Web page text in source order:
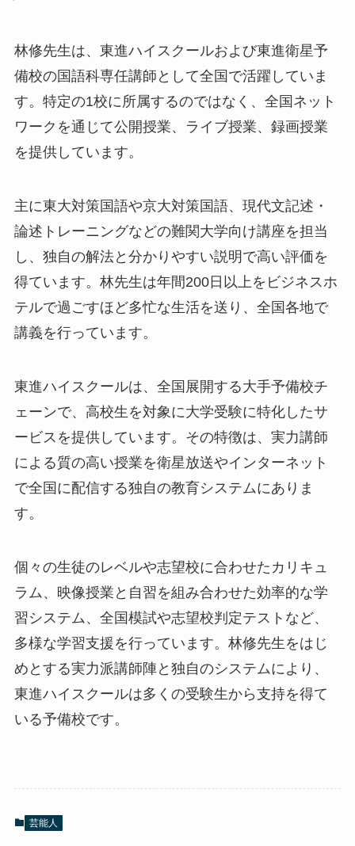
林修先生は、東進ハイスクールおよび東進衛星予
備校の国語科専任講師として全国で活躍していま
す。特定の1校に所属するのではなく、全国ネット
ワークを通じて公開授業、ライブ授業、録画授業
を提供しています。
主に東大対策国語や京大対策国語、現代文記述・
論述トレーニングなどの難関大学向け講座を担当
し、独自の解法と分かりやすい説明で高い評価を
得ています。林先生は年間200日以上をビジネスホ
テルで過ごすほど多忙な生活を送り、全国各地で
講義を行っています。
東進ハイスクールは、全国展開する大手予備校チ
ェーンで、高校生を対象に大学受験に特化したサ
ービスを提供しています。その特徴は、実力講師
による質の高い授業を衛星放送やインターネット
で全国に配信する独自の教育システムにありま
す。
個々の生徒のレベルや志望校に合わせたカリキュ
ラム、映像授業と自習を組み合わせた効率的な学
習システム、全国模試や志望校判定テストなど、
多様な学習支援を行っています。林修先生をはじ
めとする実力派講師陣と独自のシステムにより、
東進ハイスクールは多くの受験生から支持を得て
いる予備校です。
芸能人